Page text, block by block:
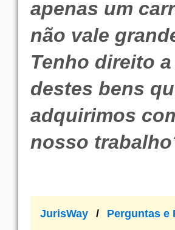
apenas um
não vale
Tenho direito
destes bens
adquirimos
nosso
JurisWay
Perguntas e